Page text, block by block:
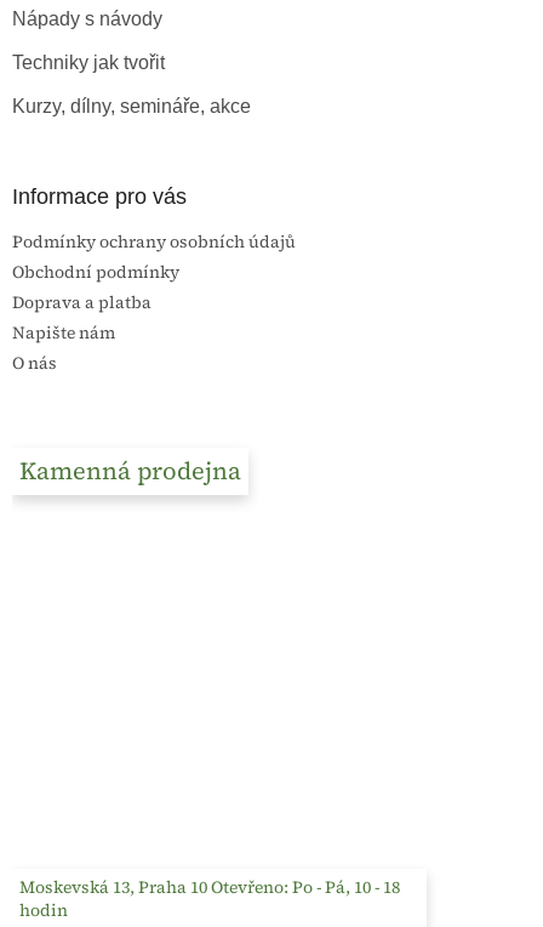
Nápady s návody
Techniky jak tvořit
Kurzy, dílny, semináře, akce
Informace pro vás
Podmínky ochrany osobních údajů
Obchodní podmínky
Doprava a platba
Napište nám
O nás
Kamenná prodejna
Moskevská 13, Praha 10 Otevřeno: Po - Pá, 10 - 18
hodin